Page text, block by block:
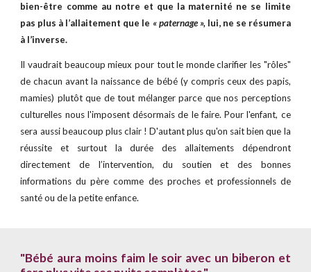
bien-être comme au notre et que la maternité ne se limite
pas plus à l’allaitement que le « paternage », lui, ne se résumera
à l’inverse.
Il vaudrait beaucoup mieux pour tout le monde clarifier les "rôles"
de chacun avant la naissance de bébé (y compris ceux des papis,
mamies) plutôt que de tout mélanger parce que nos perceptions
culturelles nous l'imposent désormais de le faire. Pour l'enfant, ce
sera aussi beaucoup plus clair ! D'autant plus qu'on sait bien que la
réussite et surtout la durée des allaitements dépendront
directement de l’intervention, du soutien et des bonnes
informations du père comme des proches et professionnels de
santé ou de la petite enfance.
"Bébé aura moins faim le soir avec un biberon et